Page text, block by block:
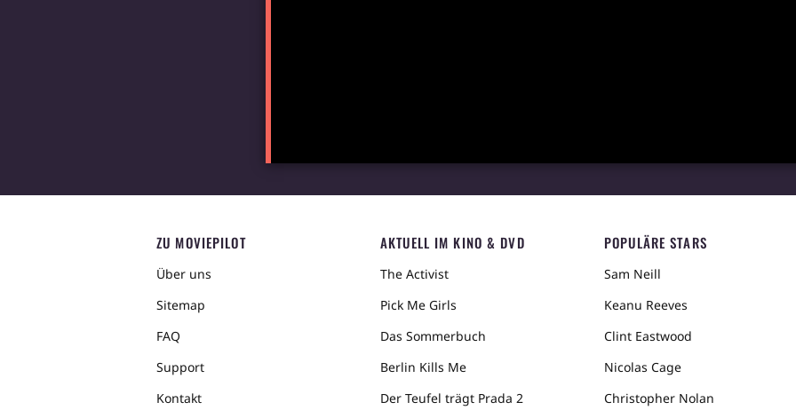
ZU MOVIEPILOT
Über uns
Sitemap
FAQ
Support
Kontakt
AKTUELL IM KINO & DVD
The Activist
Pick Me Girls
Das Sommerbuch
Berlin Kills Me
Der Teufel trägt Prada 2
POPULÄRE STARS
Sam Neill
Keanu Reeves
Clint Eastwood
Nicolas Cage
Christopher Nolan